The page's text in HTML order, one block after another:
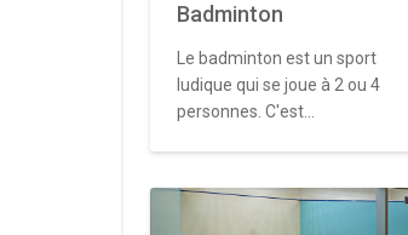
Badminton
Le badminton est un sport
ludique qui se joue à 2 ou 4
personnes. C'est...